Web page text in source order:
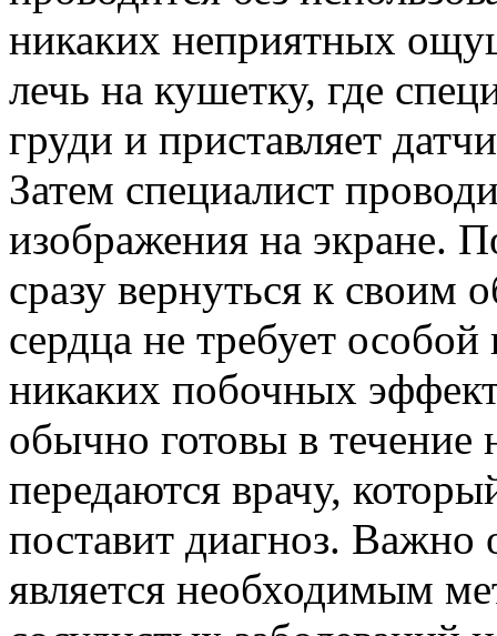
никаких неприятных
лечь на кушетку, где
груди и приставляет
Затем специалист
изображения на экране.
сразу вернуться к своим
сердца не требует
никаких побочных
обычно готовы в течение
передаются врачу,
поставит диагноз. Важно
является необходимым